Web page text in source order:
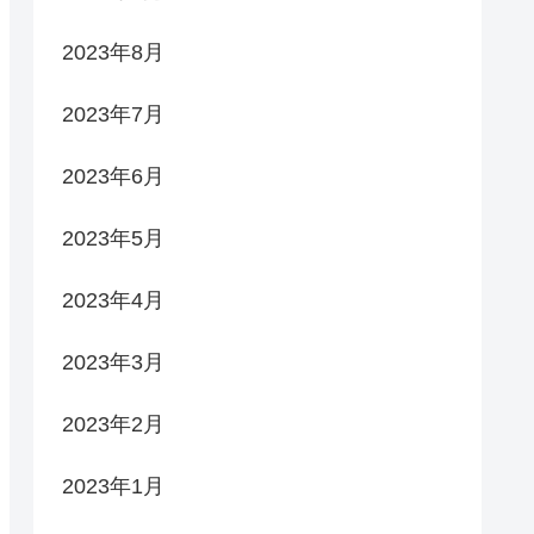
2023年8月
2023年7月
2023年6月
2023年5月
2023年4月
2023年3月
2023年2月
2023年1月